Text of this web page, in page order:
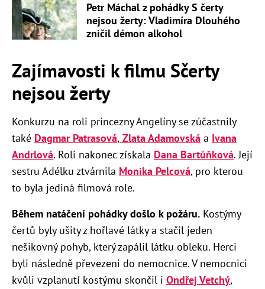
Petr Máchal z pohádky S čerty
nejsou žerty: Vladimíra Dlouhého
zničil démon alkohol
Zajímavosti k filmu Sčerty
nejsou žerty
Konkurzu na roli princezny Angelíny se zúčastnily
také Dagmar Patrasová, Zlata Adamovská a Ivana
Andrlová. Roli nakonec získala Dana Bartůňková. Její
sestru Adélku ztvárnila Monika Pelcová, pro kterou
to byla jediná filmová role.
Během natáčení pohádky došlo k požáru. Kostýmy
čertů byly ušity z hořlavé látky a stačil jeden
nešikovný pohyb, který zapálil látku obleku. Herci
byli následně převezeni do nemocnice. V nemocnici
kvůli vzplanutí kostýmu skončil i Ondřej Vetchý,